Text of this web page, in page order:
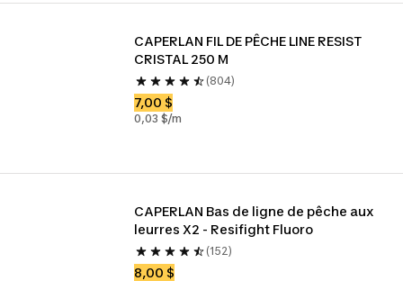
CAPERLAN FIL DE PÊCHE LINE RESIST
CRISTAL 250 M
(804)
7,00 $
0,03 $/m
CAPERLAN Bas de ligne de pêche aux
leurres X2 - Resifight Fluoro
(152)
8,00 $